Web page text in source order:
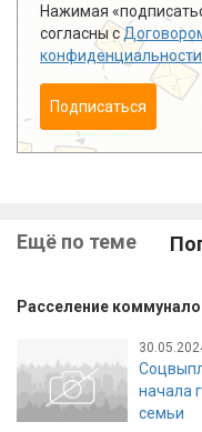
Нажимая
согласны с
конфиденциальности
Подписаться
Ещё по теме
Расселение
начала
семьи